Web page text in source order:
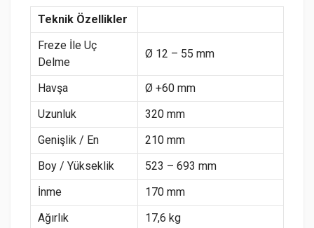
Teknik Özellikler
Freze İle Uç
Delme
Ø 12 – 55 mm
Havşa
Ø +60 mm
Uzunluk
320 mm
Genişlik / En
210 mm
Boy / Yükseklik
523 – 693 mm
İnme
170 mm
Ağırlık
17,6 kg